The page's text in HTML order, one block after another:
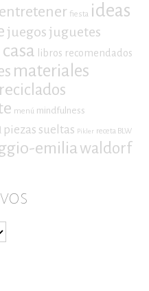
entretener fiesta ideas
juegosjuguetes
libros recomendados
materiales
menú mindfulness
piezas sueltas Pikler receta BLW
emilia waldorf